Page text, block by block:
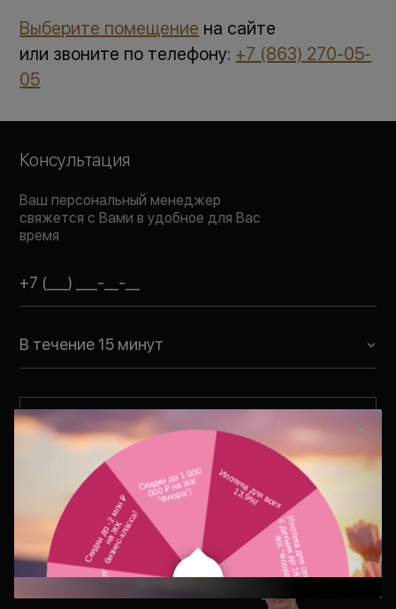
Выберите помещение на сайте
или звоните по телефону: +7 (863) 270-05-
05
Консультация
Ваш персональный менеджер
свяжется с Вами в удобное для Вас
время
В течение 15 минут
Отправить заявку
Нажимая на кнопку « Отправить заявку», вы соглашаетесь
с условиями
Политики обработки персональных данных
Политики конфиденциальности
Согласия на рекламно-
информационные рассылки
Согласия на обработку
персональных данных